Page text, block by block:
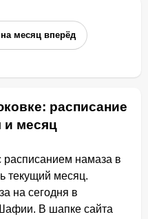
месяц вперёд
расписание
и месяц
расписанием намаза в
текущий месяц.
на сегодня в
В шапке сайта